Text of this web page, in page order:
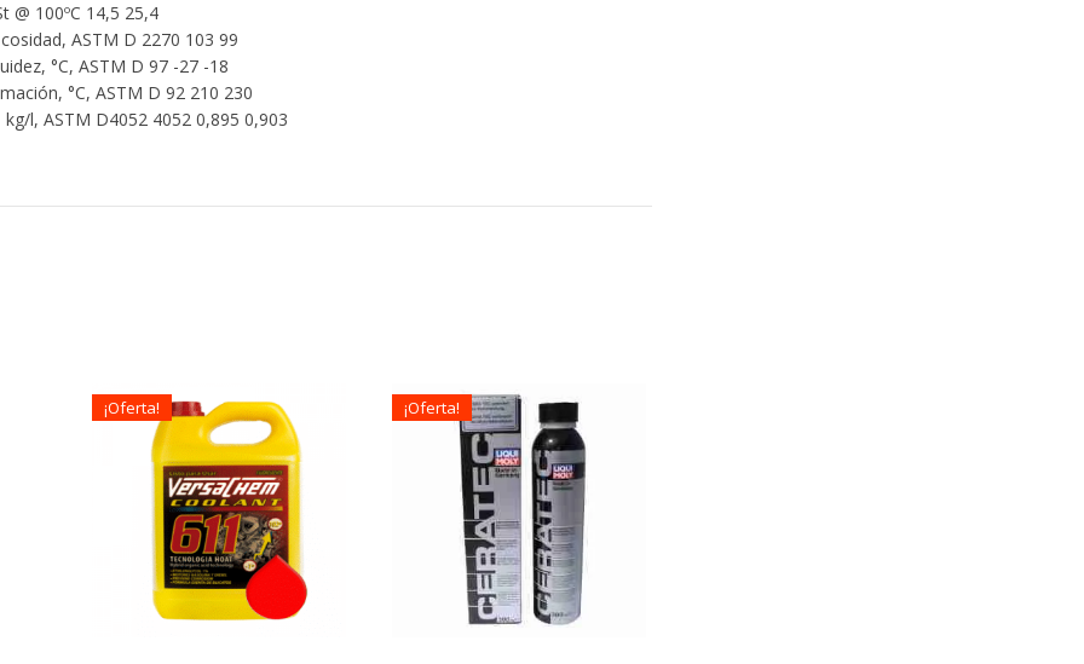
@ 100ºC 14,5 25,4
ASTM D 2270 103 99
°C, ASTM D 97 -27 -18
°C, ASTM D 92 210 230
kg/l, ASTM D4052 4052 0,895 0,903
¡Oferta! ¡Oferta!